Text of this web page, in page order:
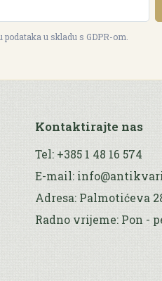
u skladu s GDPR-om.
Kontaktirajte nas
Tel: +385 1 48 16 574
E-mail:
Adresa: Palmotićeva
Radno vrijeme: Pon -